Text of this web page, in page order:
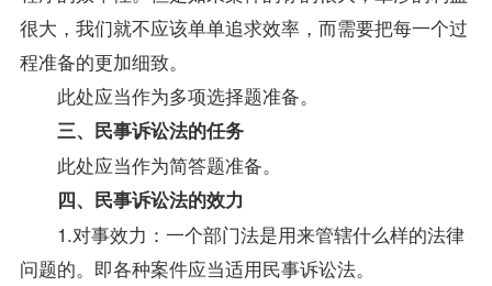
很大，我们就不应该单单追求效率，而需要把每一个过
程准备的更加细致。
此处应当作为多项选择题准备。
三、民事诉讼法的任务
此处应当作为简答题准备。
四、民事诉讼法的效力
1.对事效力：一个部门法是用来管辖什么样的法律
问题的。即各种案件应当适用民事诉讼法。